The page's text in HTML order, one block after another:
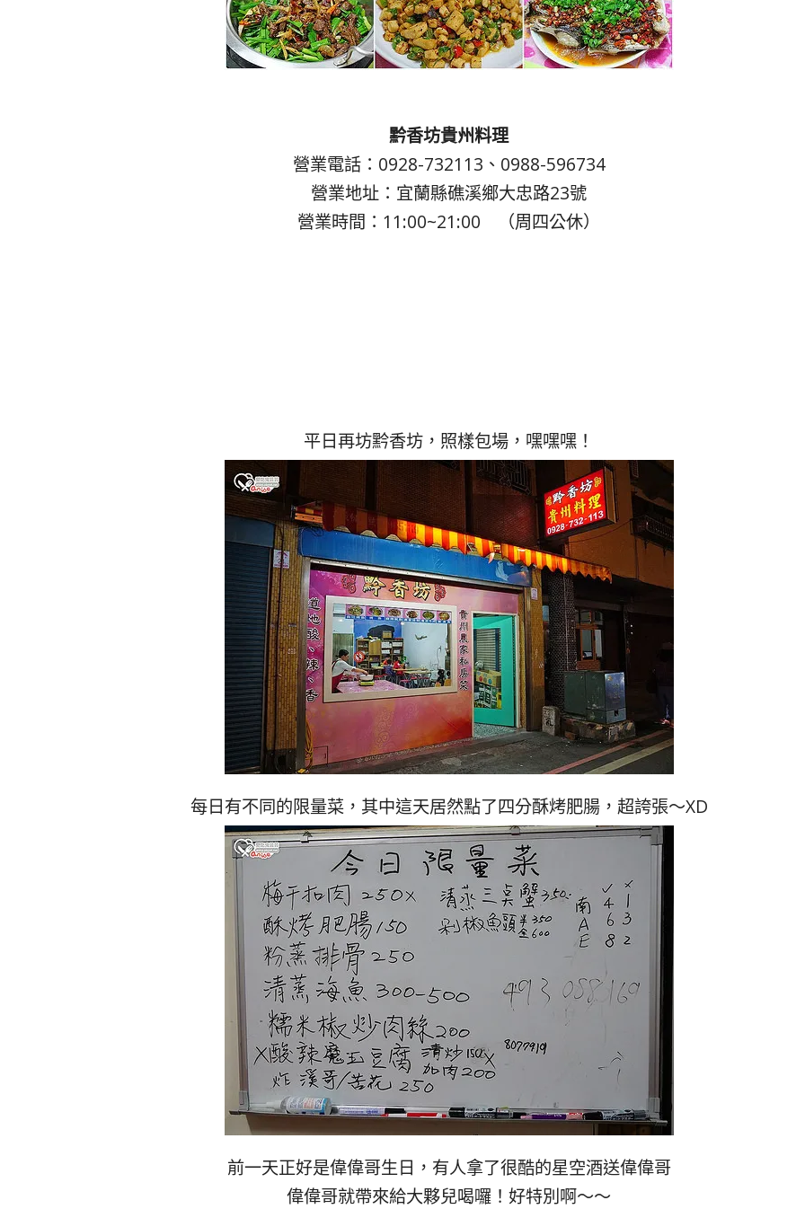
黔香坊貴州料理
營業電話：0928-732113、0988-596734
營業地址：宜蘭縣礁溪鄉大忠路23號
營業時間：11:00~21:00 （周四公休）
平日再坊黔香坊，照樣包場，嘿嘿嘿！
每日有不同的限量菜，其中這天居然點了四分酥烤肥腸，超誇張～XD
前一天正好是偉偉哥生日，有人拿了很酷的星空酒送偉偉哥
偉偉哥就帶來給大夥兒喝囉！好特別啊～～